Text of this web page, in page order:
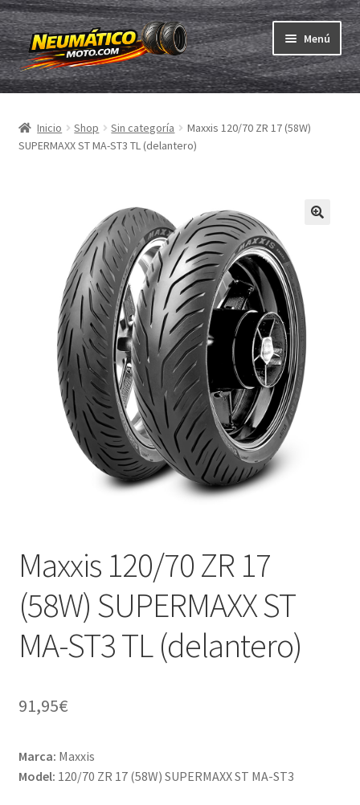
Ir
a
la
navegación
Ir
al
contenido
Menú
Neumáticos
Cámaras & cintas
Pruebas
Contacto
Inicio Shop Sin categoría
Maxxis 120/70 ZR 17 (58W)
SUPERMAXX ST MA-ST3 TL (delantero)
Maxxis 120/70 ZR 17
(58W) SUPERMAXX ST
MA-ST3 TL (delantero)
91,95€
Marca: Maxxis
Model: 120/70 ZR 17 (58W) SUPERMAXX ST MA-ST3